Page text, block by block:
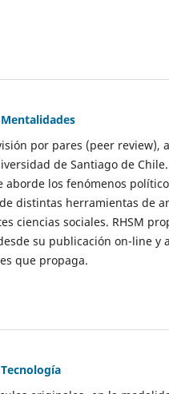
por pares (peer review),
de Santiago de
los fenómenos
distintas herramientas de
ciencias sociales. RHSM
su publicación on-line y
que propaga.